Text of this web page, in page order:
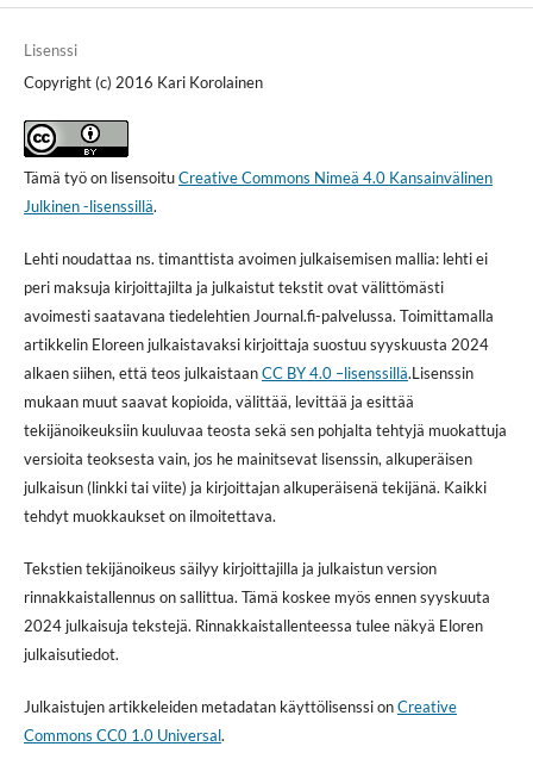
Lisenssi
Copyright (c) 2016 Kari Korolainen
Tämä työ on lisensoituCreative Commons Nimeä 4.0 Kansainvälinen
Julkinen -lisenssillä.
Lehti noudattaa ns. timanttista avoimen julkaisemisen mallia: lehti ei
peri maksuja kirjoittajilta ja julkaistut tekstit ovat välittömästi
avoimesti saatavana tiedelehtien Journal.fi-palvelussa. Toimittamalla
artikkelin Eloreen julkaistavaksi kirjoittaja suostuu syyskuusta 2024
alkaen siihen, että teos julkaistaanCC BY 4.0 –lisenssillä.Lisenssin
mukaan muut saavat kopioida, välittää, levittää ja esittää
tekijänoikeuksiin kuuluvaa teosta sekä sen pohjalta tehtyjä muokattuja
versioita teoksesta vain, jos he mainitsevat lisenssin, alkuperäisen
julkaisun (linkki tai viite) ja kirjoittajan alkuperäisenä tekijänä. Kaikki
tehdyt muokkaukset on ilmoitettava.
Tekstien tekijänoikeus säilyy kirjoittajilla ja julkaistun version
rinnakkaistallennus on sallittua. Tämä koskee myös ennen syyskuuta
2024 julkaisuja tekstejä. Rinnakkaistallenteessa tulee näkyä Eloren
julkaisutiedot.
Julkaistujen artikkeleiden metadatan käyttölisenssi onCreative
Commons CC0 1.0 Universal.